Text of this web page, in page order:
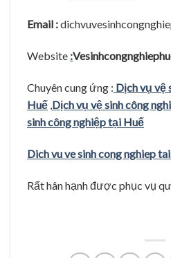
Email :
Website :
Chuyên cung ứng : Dịch vụ vệ
Huế ,Dịch vụ vệ sinh công
sinh công nghiệp tại Huế
Dich vu ve sinh cong nghiep
Rất hân hạnh được phục vụ